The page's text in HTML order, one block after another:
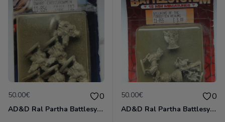
50.00€ 0
AD&D Ral Partha Battlesystem Miniatures Pack Iron Lord Dwarf Crossbowmen 11-854
50.00€ 0
AD&D Ral Partha Battlesystem Villains/Forgotten Realms 11-955 Miniatures